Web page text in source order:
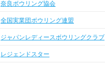
奈良ボウリング協会
全国実業団ボウリング連盟
ジャパンレディースボウリングクラブ
レジェンドスター